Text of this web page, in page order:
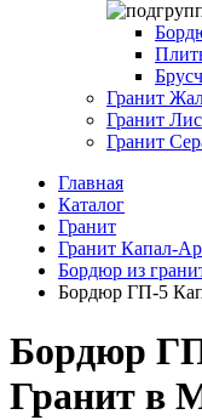
Гранит
Гранит
Гранит
Главная
Каталог
Гранит
Гранит Капал-
Бордюр из
Бордюр ГП-5
Бордюр
Гранит в